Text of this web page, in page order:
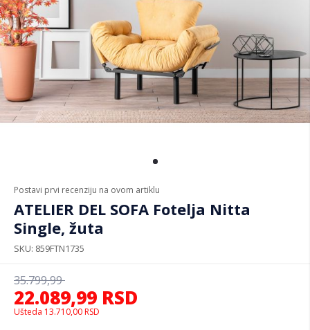
Postavi prvi recenziju na ovom artiklu
ATELIER DEL SOFA Fotelja Nitta
Single, žuta
SKU 859FTN1735
22.089,99 RSD
35.799,99
Ušteda 13.710,00 RSD